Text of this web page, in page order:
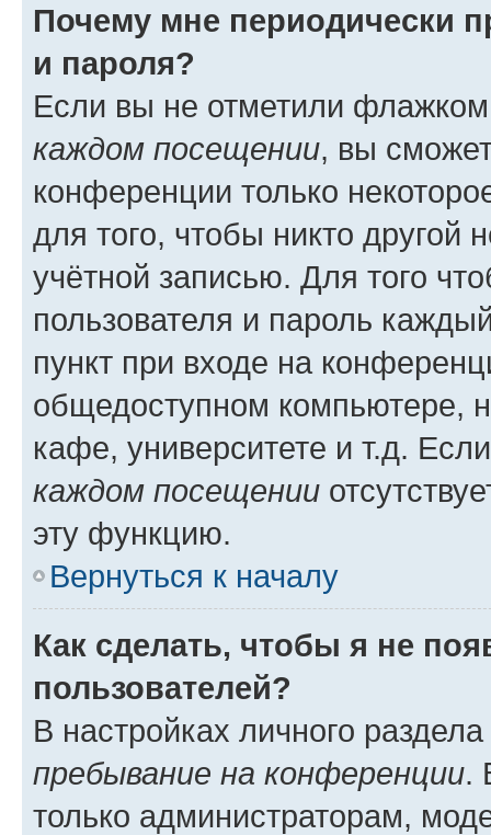
Почему мне периодически
и пароля?
Если вы не отметили
каждом посещении, вы
конференции только
для того, чтобы никто другой
учётной записью. Для того
пользователя и пароль
пункт при входе на
общедоступном компьютере,
кафе, университете и т.д.
каждом посещении
эту функцию.
Вернуться к началу
Как сделать, чтобы я не
пользователей?
В настройках личного
пребывание на конференции.
только администраторам,